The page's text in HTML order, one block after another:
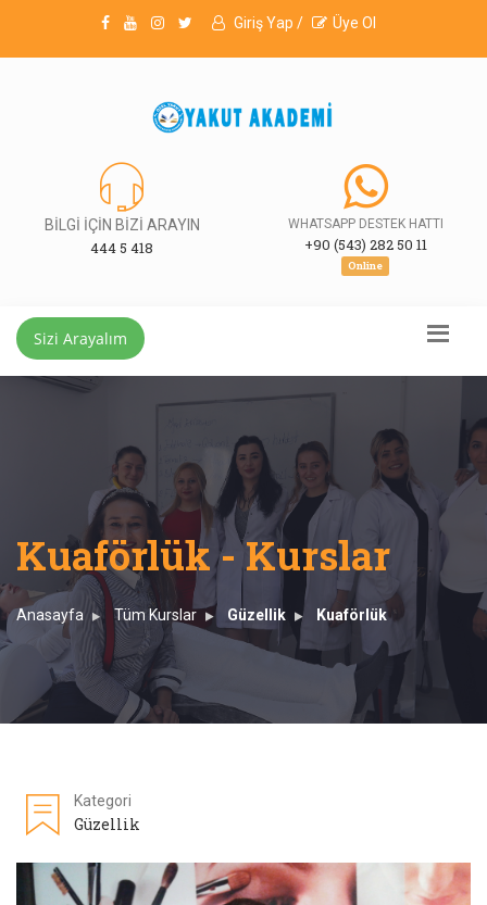
Giriş Yap / Üye Ol
BİLGİ İÇİN BİZİ ARAYIN
444 5 418
WHATSAPP DESTEK HATTI
+90 (543) 282 50 11
Online
Sizi Arayalım
Kuaförlük - Kurslar
Anasayfa Tüm Kurslar Güzellik Kuaförlük
Kategori
Güzellik